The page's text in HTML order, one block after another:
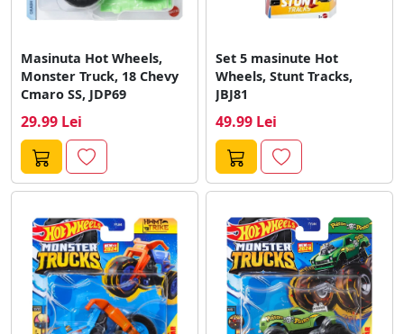
Masinuta Hot Wheels,
Monster Truck, 18 Chevy
Cmaro SS, JDP69
29.99 Lei
Set 5 masinute Hot
Wheels, Stunt Tracks,
JBJ81
49.99 Lei